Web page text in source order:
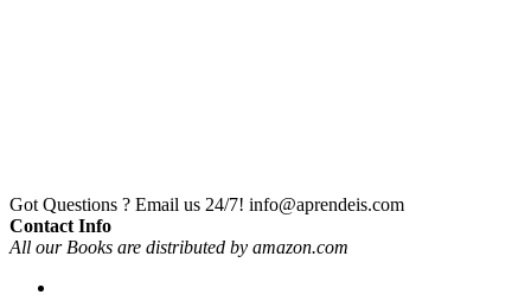
Got Questions ? Email us 24/7! info@aprendeis.com
Contact Info
All our Books are distributed by amazon.com